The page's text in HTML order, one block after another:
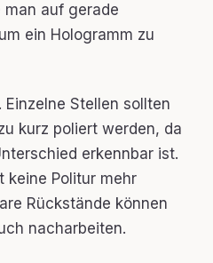
man auf gerade
ein Hologramm zu
Stellen sollten
kurz poliert werden, da
erkennbar ist.
keine Politur mehr
Rückstände können
nacharbeiten.